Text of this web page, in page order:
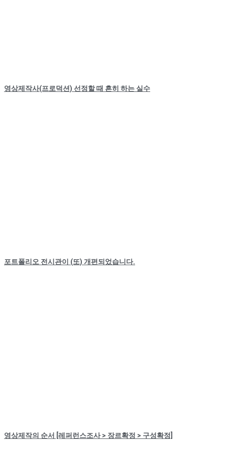
영상제작사(프로덕션) 선정할 때 흔히 하는 실수
포트폴리오 전시관이 (또) 개편되었습니다.
영상제작의 순서 [레퍼런스조사 > 장르확정 > 구성확정]